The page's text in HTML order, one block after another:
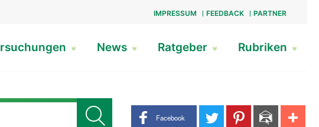
IMPRESSUM FEEDBACK PARTNER
News Ratgeber Rubriken
Share buttons
Facebook